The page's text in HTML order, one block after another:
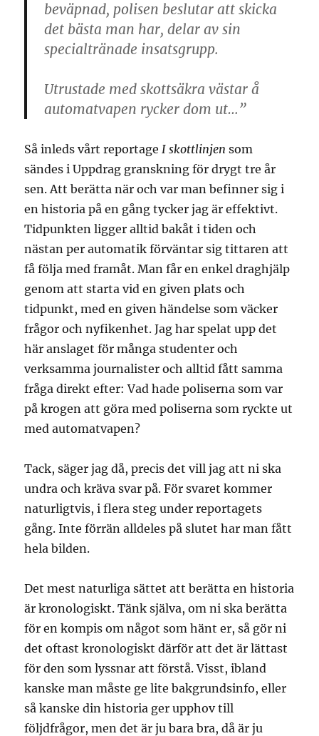
beväpnad, polisen beslutar att skicka
det bästa man har, delar av sin
specialtränade insatsgrupp.
Utrustade med skottsäkra västar å
automatvapen rycker dom ut…”
Så inleds vårt reportageI skottlinjen som
sändes i Uppdrag granskning för drygt tre år
sen. Att berätta när och var man befinner sig i
en historia på en gång tycker jag är effektivt.
Tidpunkten ligger alltid bakåt i tiden och
nästan per automatik förväntar sig tittaren att
få följa med framåt. Man får en enkel draghjälp
genom att starta vid en given plats och
tidpunkt, med en given händelse som väcker
frågor och nyfikenhet. Jag har spelat upp det
här anslaget för många studenter och
verksamma journalister och alltid fått samma
fråga direkt efter: Vad hade poliserna som var
på krogen att göra med poliserna som ryckte ut
med automatvapen?
Tack, säger jag då, precis det vill jag att ni ska
undra och kräva svar på. För svaret kommer
naturligtvis, i flera steg under reportagets
gång. Inte förrän alldeles på slutet har man fått
hela bilden.
Det mest naturliga sättet att berätta en historia
är kronologiskt. Tänk själva, om ni ska berätta
för en kompis om något som hänt er, så gör ni
det oftast kronologiskt därför att det är lättast
för den som lyssnar att förstå. Visst, ibland
kanske man måste ge lite bakgrundsinfo, eller
så kanske din historia ger upphov till
följdfrågor, men det är ju bara bra, då är ju